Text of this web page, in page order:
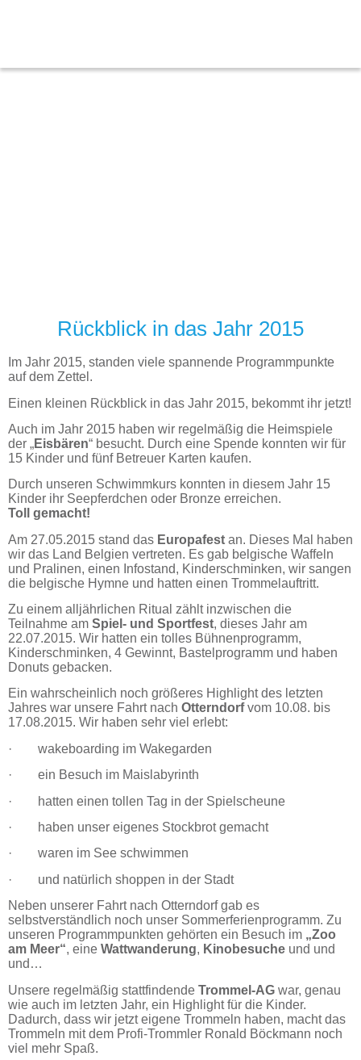
Herzlich willkommen
im Kinderprojekt »Sonnenblume e.V.«
in Bremerhaven, Stadtteil Leherheide
Rückblick in das Jahr 2015
Im Jahr 2015, standen viele spannende Programmpunkte
auf dem Zettel.
Einen kleinen Rückblick in das Jahr 2015, bekommt ihr jetzt!
Auch im Jahr 2015 haben wir regelmäßig die Heimspiele
der „Eisbären“ besucht. Durch eine Spende konnten wir für
15 Kinder und fünf Betreuer Karten kaufen.
Durch unseren Schwimmkurs konnten in diesem Jahr 15
Kinder ihr Seepferdchen oder Bronze erreichen.
Toll gemacht!
Am 27.05.2015 stand das Europafest an. Dieses Mal haben
wir das Land Belgien vertreten. Es gab belgische Waffeln
und Pralinen, einen Infostand, Kinderschminken, wir sangen
die belgische Hymne und hatten einen Trommelauftritt.
Zu einem alljährlichen Ritual zählt inzwischen die
Teilnahme am Spiel- und Sportfest, dieses Jahr am
22.07.2015. Wir hatten ein tolles Bühnenprogramm,
Kinderschminken, 4 Gewinnt, Bastelprogramm und haben
Donuts gebacken.
Ein wahrscheinlich noch größeres Highlight des letzten
Jahres war unsere Fahrt nach Otterndorfvom 10.08. bis
17.08.2015. Wir haben sehr viel erlebt:
· wakeboarding im Wakegarden
· ein Besuch im Maislabyrinth
· hatten einen tollen Tag in der Spielscheune
· haben unser eigenes Stockbrot gemacht
· waren im See schwimmen
· und natürlich shoppen in der Stadt
Neben unserer Fahrt nach Otterndorf gab es
selbstverständlich noch unser Sommerferienprogramm. Zu
unseren Programmpunkten gehörten ein Besuch im „Zoo
am Meer“, eine Wattwanderung, Kinobesuche und und
und…
Unsere regelmäßig stattfindende Trommel-AG war, genau
wie auch im letzten Jahr, ein Highlight für die Kinder.
Dadurch, dass wir jetzt eigene Trommeln haben, macht das
Trommeln mit dem Profi-Trommler Ronald Böckmann noch
viel mehr Spaß.